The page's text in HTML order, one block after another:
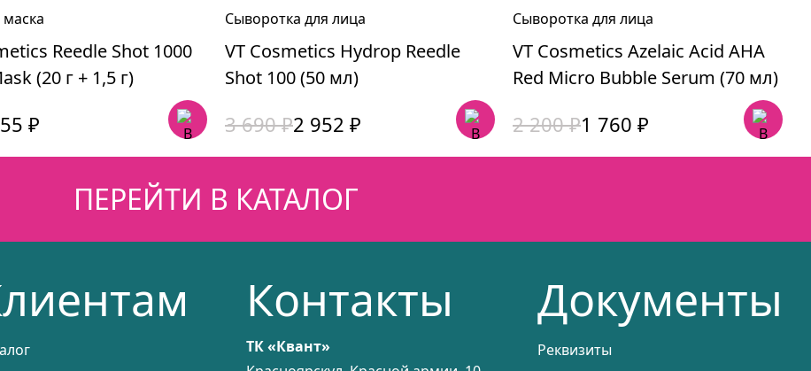
маска
Reedle Shot 1000
(20 г + 1,5 г)
₽
Сыворотка для лица
VT Cosmetics Hydrop Reedle
Shot 100 (50 мл)
3 690₽
Первоначальная
цена
составляла
3
690 ₽.
2 952 ₽
Текущая
цена:
952 ₽.
Сыворотка для лица
VT Cosmetics Azelaic Acid AHA
Red Micro Bubble Serum (70 мл)
2 200₽
Первоначальная
цена
200 ₽.
1 760 ₽
Текущая
цена:
ПЕРЕЙТИ В КАТАЛОГ
Контакты
ТК «Квант»
Документы
Реквизиты